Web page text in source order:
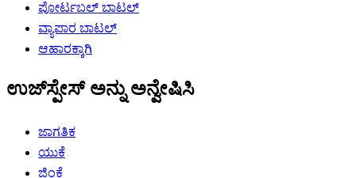
ಪೋರ್ಟಬಲ್ ಬಾಟಲ್
ವ್ಯಾಪಾರ ಬಾಟಲ್
ಆಹಾರಕ್ಕಾಗಿ
ಉಜ್‌ಸ್ಪೇಸ್ ಅನ್ನು ಅನ್ವೇಷಿಸಿ
ಜಾಗತಿಕ
ಯುಕೆ
ಜಿಂಕೆ